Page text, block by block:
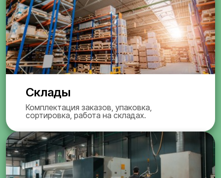
Склады
Комплектация заказов, упаковка,
сортировка, работа на складах.